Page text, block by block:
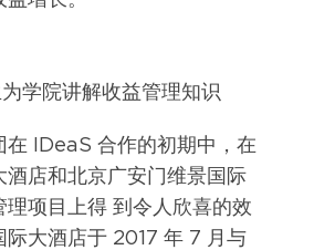
学院讲解收益管理知识
在 IDeaS 合作的初期中，在
酒店和北京广安门维景国际
理项目上得 到令人欣喜的效
际大酒店于 2017 年 7 月与